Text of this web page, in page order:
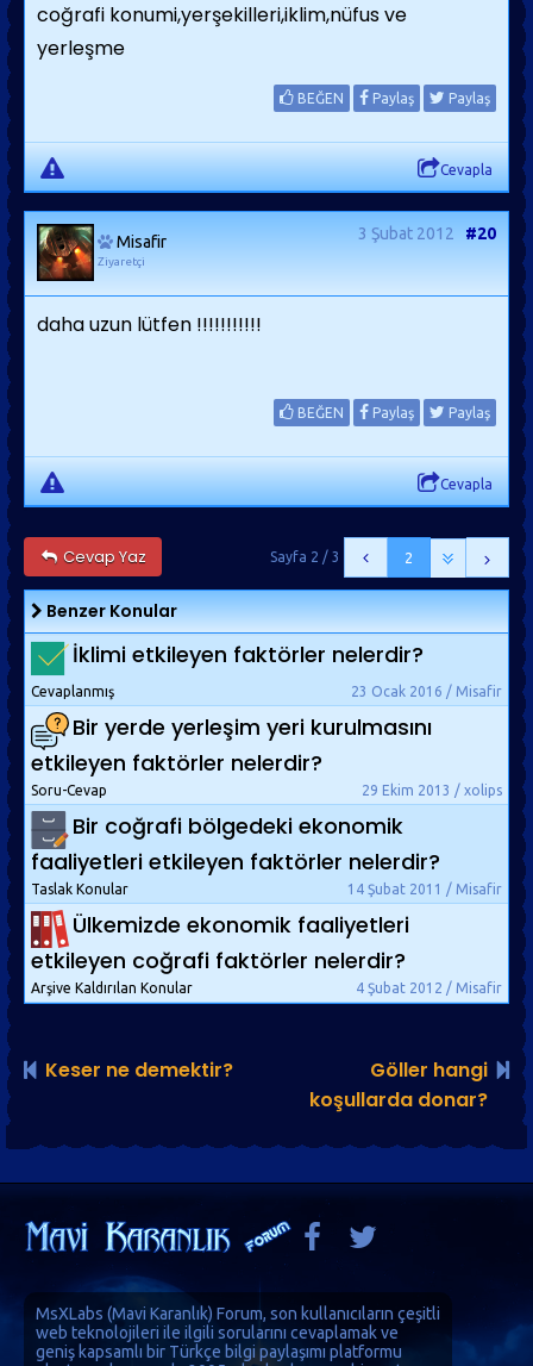
coğrafi konumi,yerşekilleri,iklim,nüfus ve
yerleşme
BEĞEN Paylaş Paylaş
Cevapla
Misafir
Ziyaretçi
3 Şubat 2012 #20
daha uzun lütfen !!!!!!!!!!!
BEĞEN Paylaş Paylaş
Cevapla
Cevap Yaz 2
Sayfa 2 / 3
Benzer Konular
İklimi etkileyen faktörler nelerdir?
23 Ocak 2016 / Misafir
Cevaplanmış
Bir yerde yerleşim yeri kurulmasını
etkileyen faktörler nelerdir?
29 Ekim 2013 / xolips
Soru-Cevap
Bir coğrafi bölgedeki ekonomik
faaliyetleri etkileyen faktörler nelerdir?
14 Şubat 2011 / Misafir
Taslak Konular
Ülkemizde ekonomik faaliyetleri
etkileyen coğrafi faktörler nelerdir?
4 Şubat 2012 / Misafir
Arşive Kaldırılan Konular
Keser ne demektir?
Göller hangi
koşullarda donar?
MsXLabs (Mavi Karanlık) Forum, son kullanıcıların çeşitli
web teknolojileri ile ilgili sorularını cevaplamak ve
geniş kapsamlı bir Türkçe bilgi paylaşımı platformu